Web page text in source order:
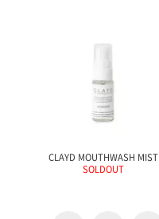
CLAYD MOUTHWASH MIST
SOLDOUT